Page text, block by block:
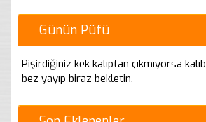
Günün Püfü
Pişirdiğiniz kek kalıptan çıkmıyorsa
bez yayıp biraz bekletin.